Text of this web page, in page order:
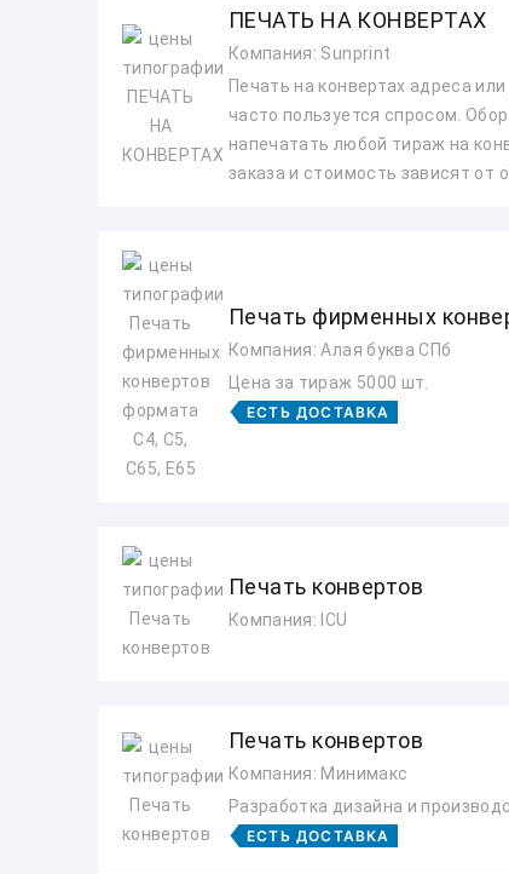
ПЕЧАТЬ НА КОНВЕРТАХ
Компания: Sunprint
Печать на конвертах адреса
часто пользуется спросом.
напечатать любой тираж на
заказа и стоимость зависят от
Печать фирменных
Компания: Алая буква СПб
Цена за тираж 5000 шт.
ЕСТЬ ДОСТАВКА
Печать конвертов
Компания: ICU
Печать конвертов
Компания: Минимакс
Разработка дизайна и
ЕСТЬ ДОСТАВКА